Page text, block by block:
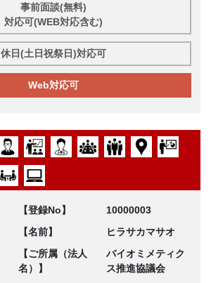
事前面談(無料)
対応可(WEB対応含む)
休日(土日祝祭日)対応可
Web対応可
【登録No】
10000003
【名前】
ヒラサカマサオ
【ご所属（法人
名）】
バイオミメティク
ス推進協議会